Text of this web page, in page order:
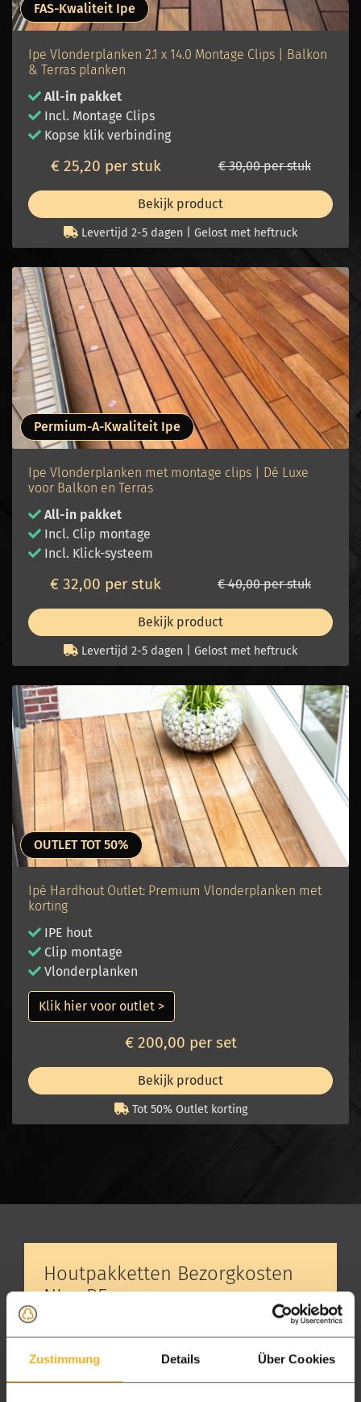
Zustimmung Details Über Cookies
FAS-Kwaliteit Ipe
Ipe Vlonderplanken 2.1 x 14.0 Montage Clips | Balkon
& Terras planken
All-in pakket
Incl. Montage Clips
Kopse klik verbinding
€ 25,20 per stuk € 30,00 per stuk
Bekijk product
Levertijd 2-5 dagen | Gelost met heftruck
Permium-A-Kwaliteit Ipe
Ipe Vlonderplanken met montage clips | Dé Luxe
voor Balkon en Terras
All-in pakket
Incl. Clip montage
Incl. Klick-systeem
€ 32,00 per stuk € 40,00 per stuk
Bekijk product
Levertijd 2-5 dagen | Gelost met heftruck
OUTLET TOT 50%
Ipé Hardhout Outlet: Premium Vlonderplanken met
korting
IPE hout
Clip montage
Vlonderplanken
Klik hier voor outlet >
€ 200,00 per set
Bekijk product
Tot 50% Outlet korting
Houtpakketten Bezorgkosten
NL + BE
Gratis v.a. € 3.000 bezorgd, anders € 150